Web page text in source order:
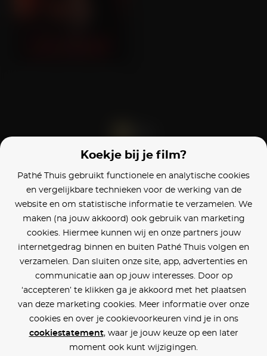
Koekje bij je film?
Pathé Thuis gebruikt functionele en analytische cookies
en vergelijkbare technieken voor de werking van de
website en om statistische informatie te verzamelen. We
maken (na jouw akkoord) ook gebruik van marketing
cookies. Hiermee kunnen wij en onze partners jouw
internetgedrag binnen en buiten Pathé Thuis volgen en
verzamelen. Dan sluiten onze site, app, advertenties en
communicatie aan op jouw interesses. Door op
‘accepteren’ te klikken ga je akkoord met het plaatsen
van deze marketing cookies. Meer informatie over onze
cookies en over je cookievoorkeuren vind je in ons
cookiestatement, waar je jouw keuze op een later
moment ook kunt wijzigingen.
Klantenservice
Betaalinstellingen
Cookie voorkeuren
Over Pathé Thuis
Bioscopen
CVD